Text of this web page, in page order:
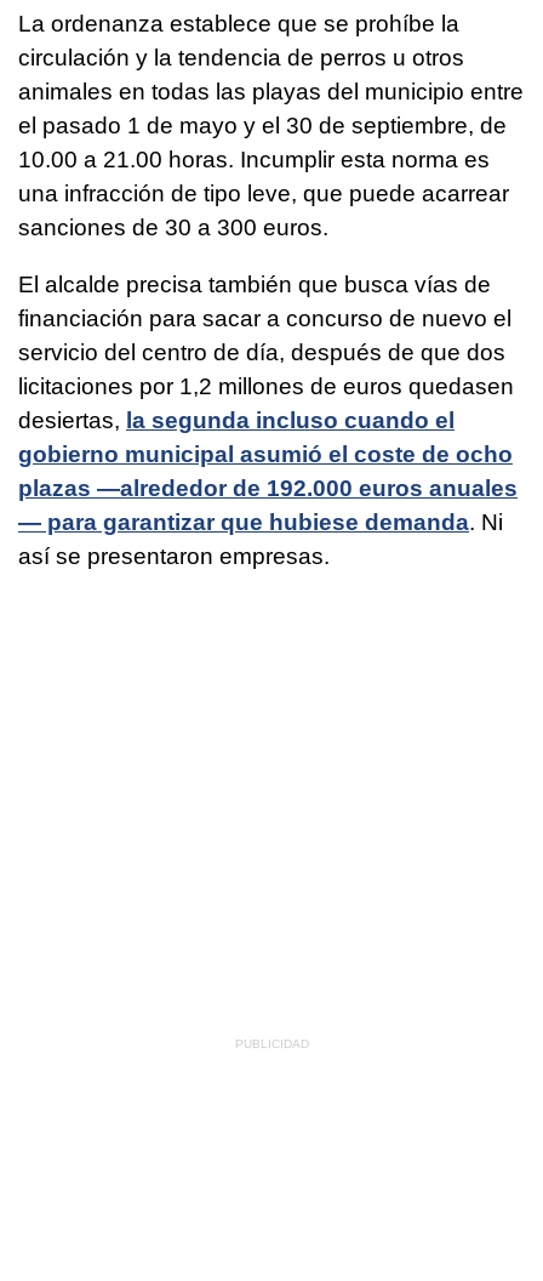
La ordenanza establece que se prohíbe la
circulación y la tendencia de perros u otros
animales en todas las playas del municipio entre
el pasado 1 de mayo y el 30 de septiembre, de
10.00 a 21.00 horas. Incumplir esta norma es
una infracción de tipo leve, que puede acarrear
sanciones de 30 a 300 euros.
El alcalde precisa también que busca vías de
financiación para sacar a concurso de nuevo el
servicio del centro de día, después de que dos
licitaciones por 1,2 millones de euros quedasen
desiertas, la segunda incluso cuando el
gobierno municipal asumió el coste de ocho
plazas —alrededor de 192.000 euros anuales
— para garantizar que hubiese demanda. Ni
así se presentaron empresas.